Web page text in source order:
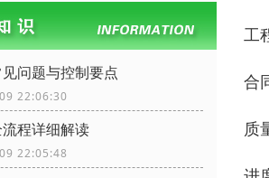
问题与控制要点
22:06:30
程详细解读
22:05:48
工
合
质